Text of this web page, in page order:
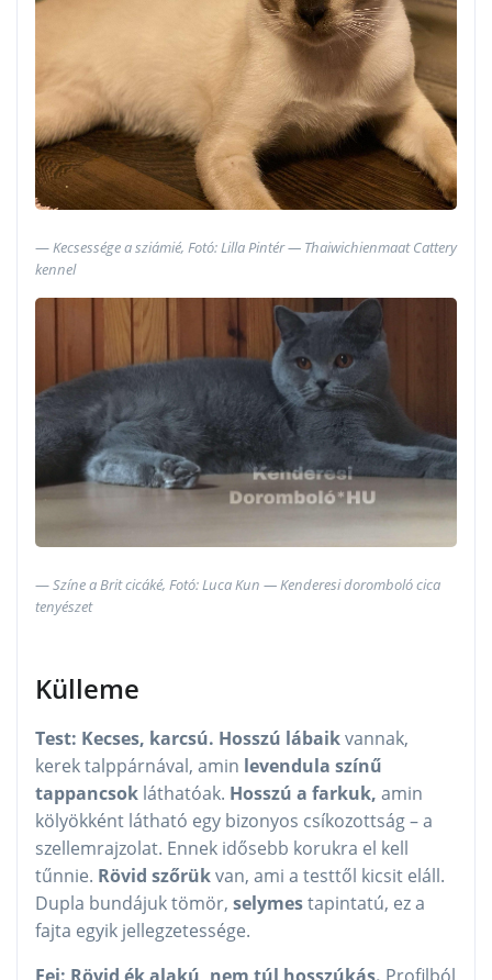
Kecsessége a sziámié, Fotó: Lilla Pintér — Thaiwichienmaat Cattery
kennel
Színe a Brit cicáké, Fotó: Luca Kun — Kenderesi doromboló cica
tenyészet
Külleme
Test: Kecses, karcsú. Hosszú lábaikvannak,
kerek talppárnával, amin levendula színű
tappancsok láthatóak. Hosszú a farkuk, amin
kölyökként látható egy bizonyos csíkozottság – a
szellemrajzolat. Ennek idősebb korukra el kell
tűnnie. Rövid szőrükvan, ami a testtől kicsit eláll.
Dupla bundájuk tömör, selymestapintatú, ez a
fajta egyik jellegzetessége.